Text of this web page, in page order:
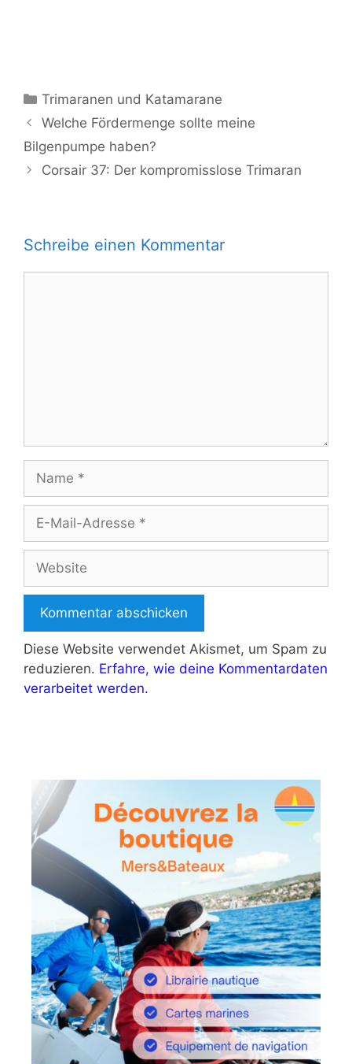
Kategorien
Trimaranen und Katamarane
Welche Fördermenge sollte meine
Bilgenpumpe haben?
Corsair 37: Der kompromisslose Trimaran
Schreibe einen Kommentar
Mail-
Adresse
Diese Website verwendet Akismet, um Spam zu
reduzieren. Erfahre, wie deine Kommentardaten
verarbeitet werden.